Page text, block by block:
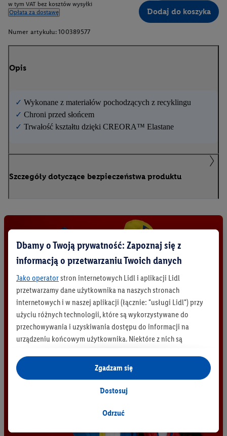
w tym VAT bez kosztów wysyłki
Opłata za dostawę
Dodaj do koszyka
Numer artykułu: 100389577
Opis
✓ Wykonane z materiałów pochodzących z recyklingu
✓ Chroni przed słońcem
✓ Trwałość kształtu dzięki CREORA™ Elastane
Szczegóły dotyczące bezpieczeństwa produktu
Dbamy o Twoją prywatność: Zapoznaj się z
informacją o przetwarzaniu Twoich danych
Jako operatorstron internetowych Lidl i aplikacji Lidl
przetwarzamy dane użytkownika na naszych stronach
internetowych i w naszej aplikacji (łącznie: "usługi Lidl") przy
użyciu różnych technologii, które są wykorzystywane do
przechowywania i uzyskiwania dostępu do informacji na
urządzeniu końcowym użytkownika. Niektóre z nich są
są za zgodą użytkownika - również przez partnerów (
jako odrębnych
administratorów lub współadministratorów
danych osobowych; w związku z IAB TCF łącznie
generowania statystyk lub prezentowania
Odrzuć
Dostosuj
Zgadzam się